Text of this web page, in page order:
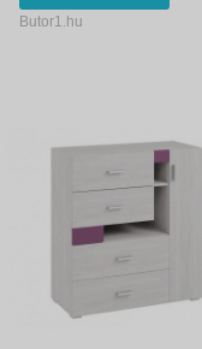
Butor1.hu